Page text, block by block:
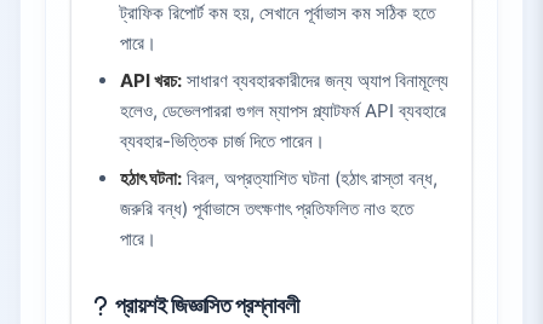
ট্রাফিক রিপোর্ট কম হয়, সেখানে পূর্বাভাস কম সঠিক হতে
পারে।
API খরচ: সাধারণ ব্যবহারকারীদের জন্য অ্যাপ বিনামূল্যে
হলেও, ডেভেলপাররা গুগল ম্যাপস প্ল্যাটফর্ম API ব্যবহারে
ব্যবহার-ভিত্তিক চার্জ দিতে পারেন।
হঠাৎ ঘটনা: বিরল, অপ্রত্যাশিত ঘটনা (হঠাৎ রাস্তা বন্ধ,
জরুরি বন্ধ) পূর্বাভাসে তৎক্ষণাৎ প্রতিফলিত নাও হতে
পারে।
প্রায়শই জিজ্ঞাসিত প্রশ্নাবলী